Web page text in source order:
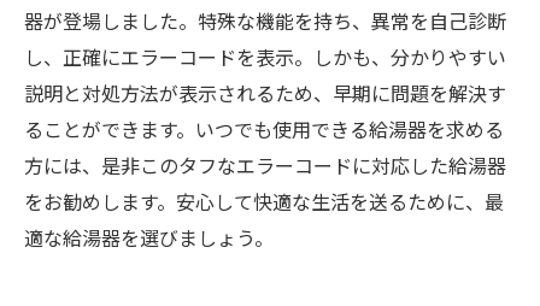
器が登場しました。特殊な機能を持ち、異常を自己診断
し、正確にエラーコードを表示。しかも、分かりやすい
説明と対処方法が表示されるため、早期に問題を解決す
ることができます。いつでも使用できる給湯器を求める
方には、是非このタフなエラーコードに対応した給湯器
をお勧めします。安心して快適な生活を送るために、最
適な給湯器を選びましょう。